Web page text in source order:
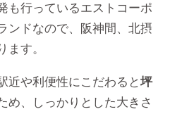
も行っているエストコーポ
ンドなので、阪神間、北摂
す。
近や利便性にこだわると坪
め、しっかりとした大きさ